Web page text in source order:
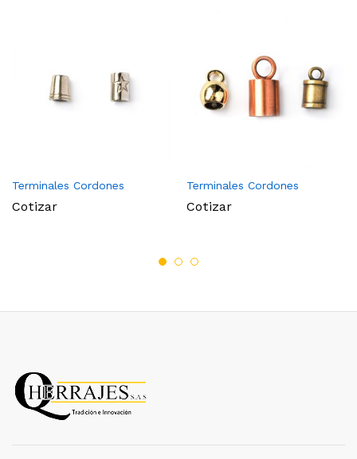
Terminales Cordones
Cotizar
Terminales Cordones
Cotizar